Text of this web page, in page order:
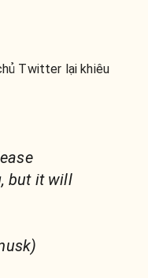
Twitter lại khiêu
but it will